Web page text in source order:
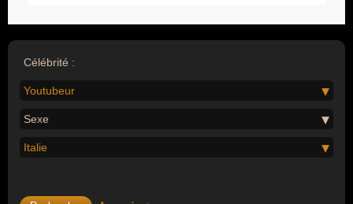
Célébrité :
Youtubeur
Sexe
Italie